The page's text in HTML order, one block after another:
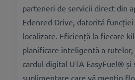
parteneri de servicii direct din
Edenred Drive, datorită
localizare. Eficiență la fiecare
planificare inteligentă a
cardul digital UTA EasyFuel® și
suplimentare care vă mențin